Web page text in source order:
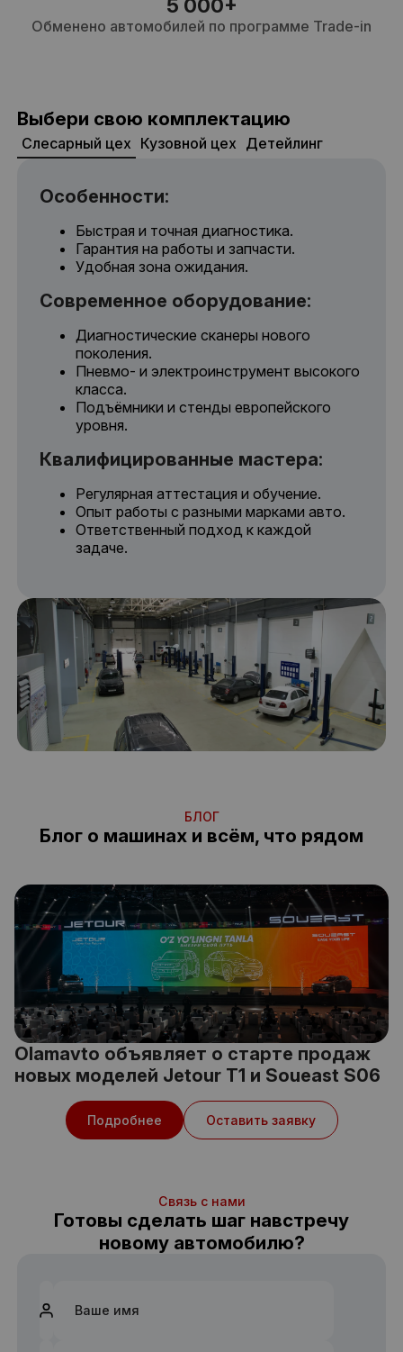
5 000+
Обменено автомобилей по программе Trade-in
Выбери свою комплектацию
Слесарный цех Кузовной цех Детейлинг
Особенности:
Быстрая и точная диагностика.
Гарантия на работы и запчасти.
Удобная зона ожидания.
Современное оборудование:
Диагностические сканеры нового
поколения.
Пневмо- и электроинструмент высокого
класса.
Подъёмники и стенды европейского
уровня.
Квалифицированные мастера:
Регулярная аттестация и обучение.
Опыт работы с разными марками авто.
Ответственный подход к каждой
задаче.
БЛОГ
Блог о машинах и всём, что рядом
Olamavto объявляет о старте продаж
новых моделей Jetour T1 и Soueast S06
Подробнее Оставить заявку
Связь с нами
Готовы сделать шаг навстречу
новому автомобилю?